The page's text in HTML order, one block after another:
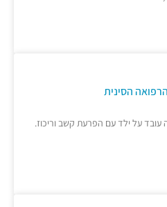
עובד על ילד עם הפרעת קשב וריכוז.